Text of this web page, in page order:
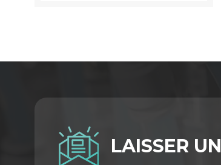
LAISSER UN